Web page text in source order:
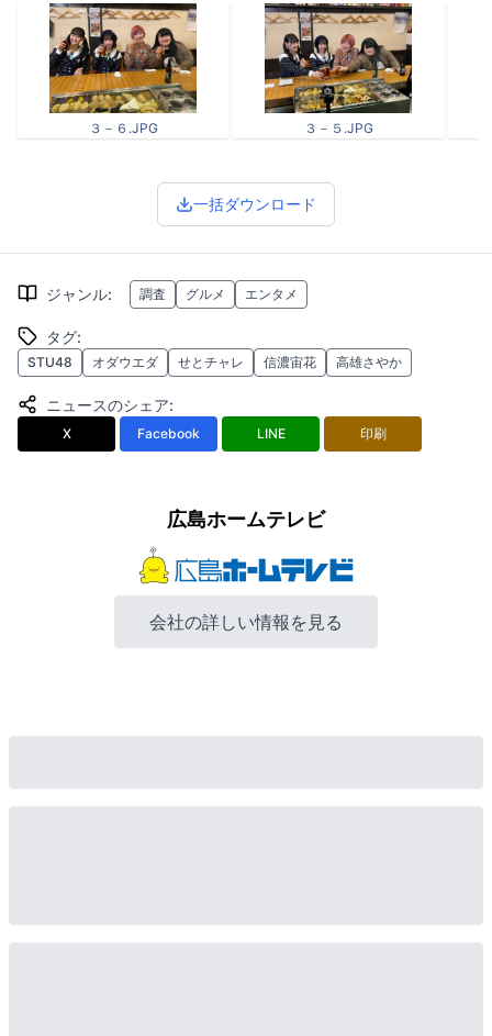
３－６.JPG ３－５.JPG
一括ダウンロード
ジャンル: 調査 グルメ エンタメ
タグ:
STU48 オダウエダ せとチャレ 信濃宙花 高雄さやか
ニュースのシェア:
X Facebook LINE 印刷
広島ホームテレビ
会社の詳しい情報を見る